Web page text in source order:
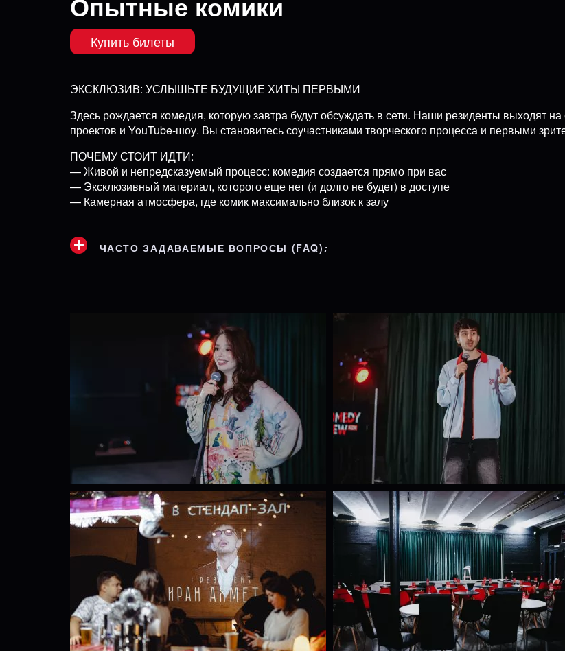
Купить билеты
ЭКСКЛЮЗИВ: УСЛЫШЬТЕ БУДУЩИЕ ХИТЫ ПЕРВЫМИ
Здесь рождается комедия, которую завтра будут обсуждать в сети. Наши резиденты выходят
проектов и YouTube-шоу. Вы становитесь соучастниками творческого процесса и первыми
ПОЧЕМУ СТОИТ ИДТИ:
— Живой и непредсказуемый процесс: комедия создается прямо при вас
— Эксклюзивный материал, которого еще нет (и долго не будет) в доступе
— Камерная атмосфера, где комик максимально близок к залу
ЧАСТО ЗАДАВАЕМЫЕ ВОПРОСЫ (FAQ):